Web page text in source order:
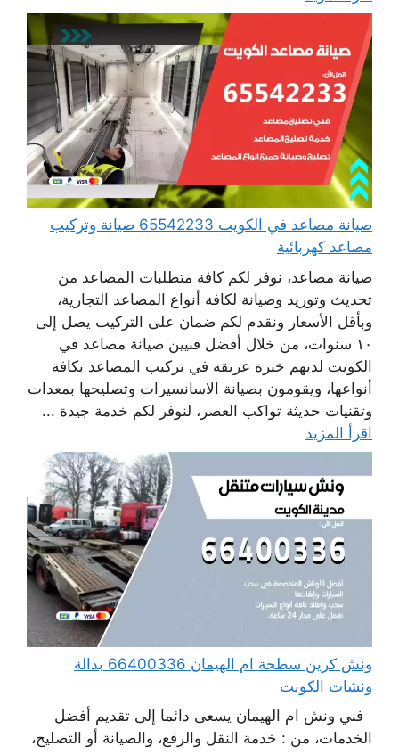
صيانة مصاعد في الكويت 65542233 صيانة وتركيب
مصاعد كهربائية
صيانة مصاعد، نوفر لكم كافة متطلبات المصاعد من
تحديث وتوريد وصيانة لكافة أنواع المصاعد التجارية،
وبأقل الأسعار ونقدم لكم ضمان على التركيب يصل إلى
١٠ سنوات، من خلال أفضل فنيين صيانة مصاعد في
الكويت لديهم خبرة عريقة في تركيب المصاعد بكافة
أنواعها، ويقومون بصيانة الاسانسيرات وتصليحها بمعدات
وتقنيات حديثة تواكب العصر، لنوفر لكم خدمة جيدة ...
اقرأ المزيد
ونش كرين سطحة ام الهيمان 66400336 بدالة
ونشات الكويت
فني ونش ام الهيمان يسعى دائما إلى تقديم أفضل
الخدمات، من : خدمة النقل والرفع، والصيانة أو التصليح،